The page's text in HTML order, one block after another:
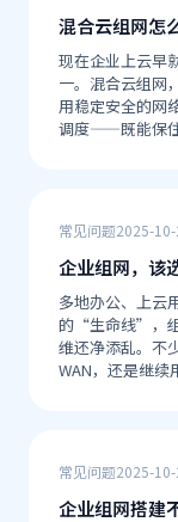
混合云组网怎
现在企业上云早
一。混合云组网
用稳定安全的网
调度——既能保
常见问题2025-
企业组网，该
多地办公、上云
的“生命线”，
维还净添乱。不
WAN，还是继续
常见问题2025-
企业组网搭建